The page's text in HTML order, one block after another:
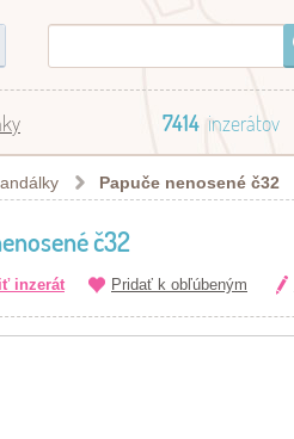
7414 inzerátov
Papuče nenosené č32
č32
inzerát Pridať k obľúbeným